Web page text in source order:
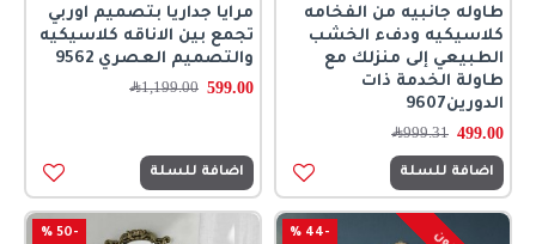
طاوله جانبيه من الفخامه
كلاسيكيه ودفء الخشب
الطبيعي إلى منزلك مع
طاولة الخدمة ذات
الدورين9607
499.00
999.31﷼
اضافة للسلة
مرايا جداريا بتصميم اوربي
تجمع بين الاناقه كلاسيكيه
والتصميم العصري 9562
599.00
1,199.00﷼
اضافة للسلة
-44 %
-50 %